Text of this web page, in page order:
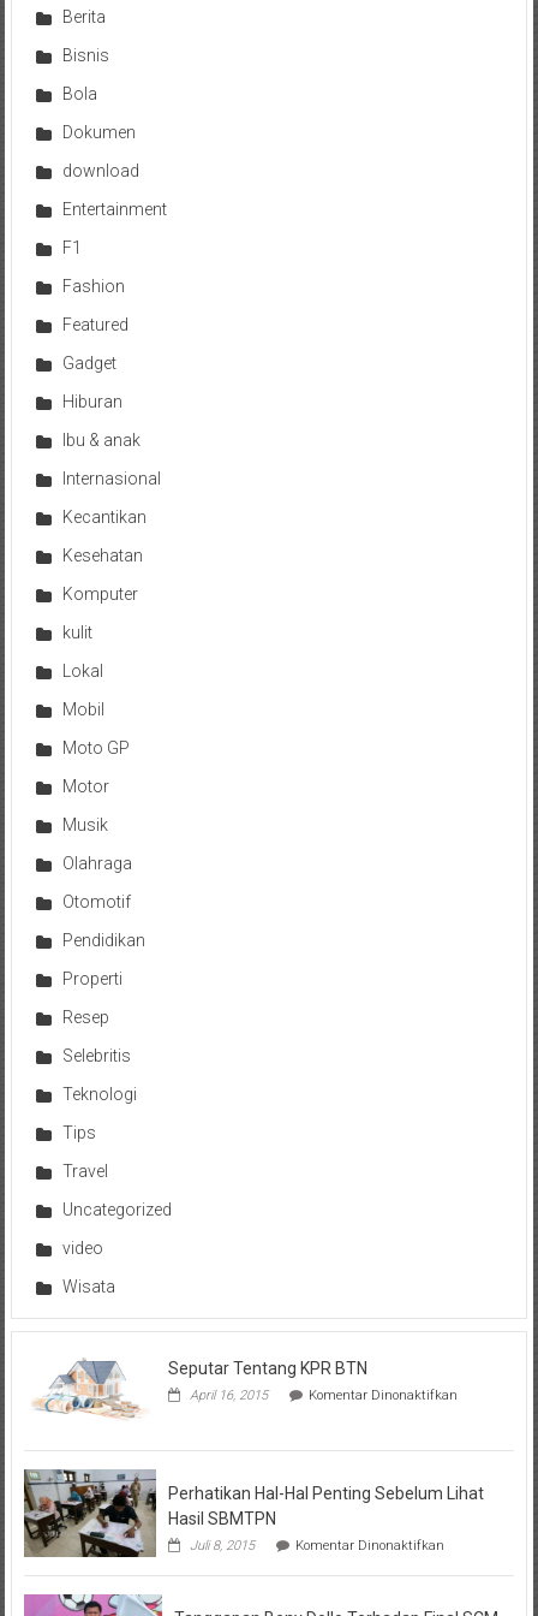
Berita
Bisnis
Bola
Dokumen
download
Entertainment
F1
Fashion
Featured
Gadget
Hiburan
Ibu & anak
Internasional
Kecantikan
Kesehatan
Komputer
kulit
Lokal
Mobil
Moto GP
Motor
Musik
Olahraga
Otomotif
Pendidikan
Properti
Resep
Selebritis
Teknologi
Tips
Travel
Uncategorized
video
Wisata
Seputar Tentang KPR BTN
April 16, 2015 Komentar Dinonaktifkanpada
KPR
Perhatikan Hal-Hal Penting Sebelum Lihat
Hasil SBMTPN
Juli 8, 2015 Komentar Dinonaktifkanpada
Hal-